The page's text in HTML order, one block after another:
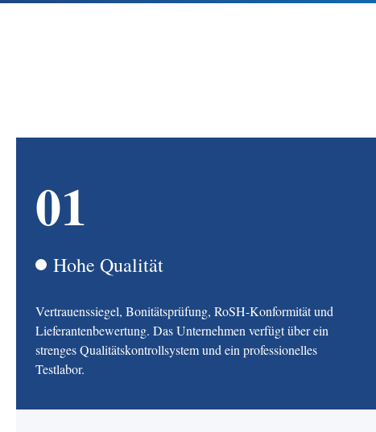
01
Hohe Qualität
Vertrauenssiegel, Bonitätsprüfung, RoSH-Konformität und
Lieferantenbewertung. Das Unternehmen verfügt über ein
strenges Qualitätskontrollsystem und ein professionelles
Testlabor.